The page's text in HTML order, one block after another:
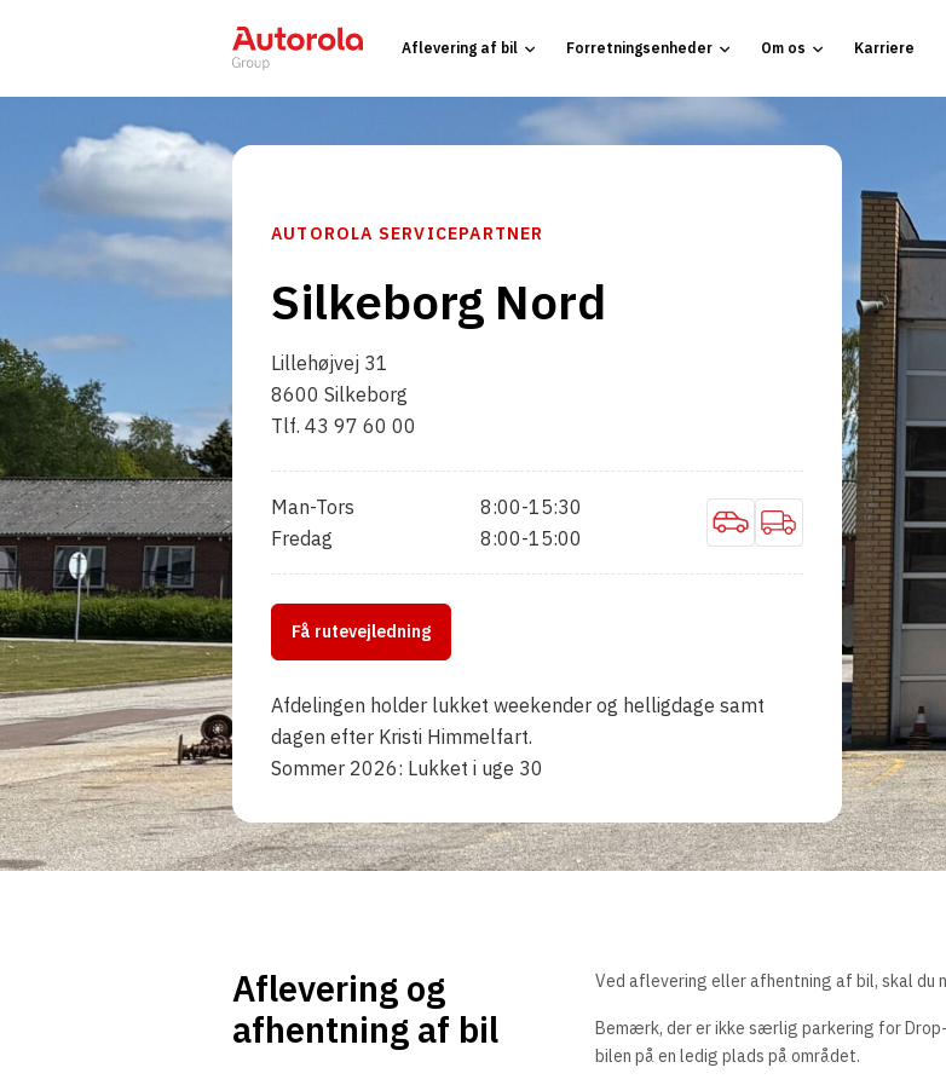
Aflevering af bil Forretningsenheder Om os Karriere
AUTOROLA SERVICEPARTNER
Silkeborg Nord
Lillehøjvej 31
8600 Silkeborg
Tlf. 43 97 60 00
Man-Tors
Fredag
8:00-15:30
8:00-15:00
Få rutevejledning
Afdelingen holder lukket weekender og helligdage samt
dagen efter Kristi Himmelfart.
Sommer 2026: Lukket i uge 30
Aflevering og
afhentning af bil
Ved aflevering eller afhentning af bil, skal du
Bemærk, der er ikke særlig parkering for
bilen på en ledig plads på området.